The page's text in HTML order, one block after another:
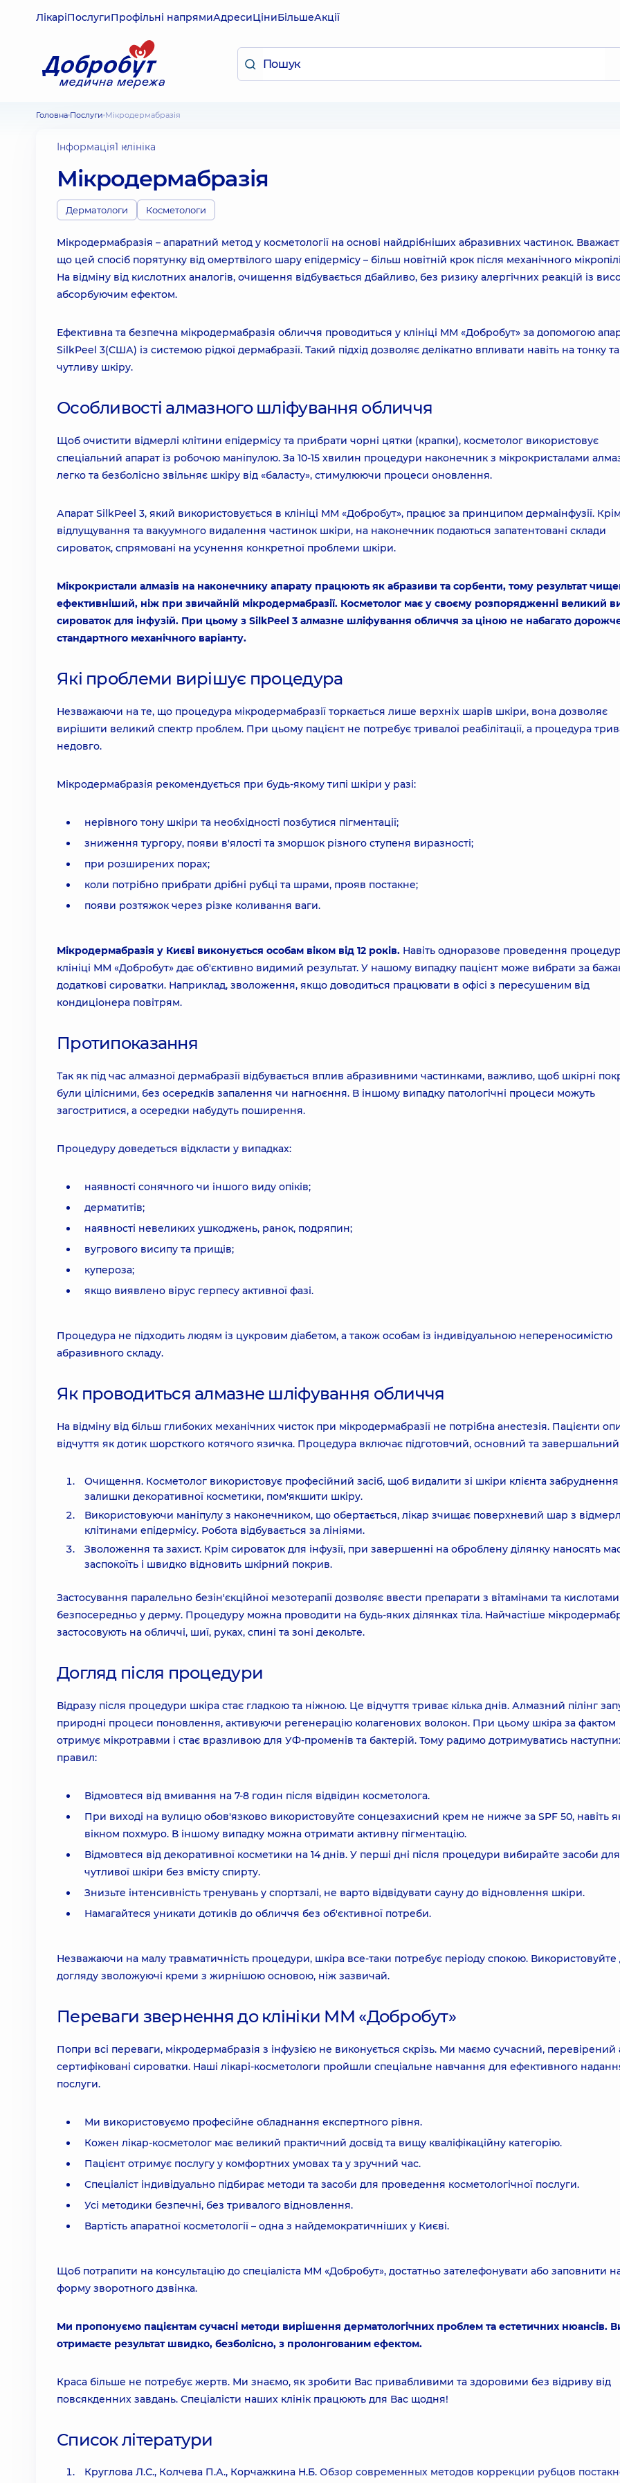
ЛікаріПослугиПрофільні напрямиАдресиЦіниБільшеАкції
Головна Послуги Мікродермабразія
Інформація1 клініка
Мікродермабразія
Дерматологи Косметологи
Мікродермабразія – апаратний метод у косметології на основі найдрібніших абразивних частинок.
що цей спосіб порятунку від омертвілого шару епідермісу – більш новітній крок після механічного
На відміну від кислотних аналогів, очищення відбувається дбайливо, без ризику алергічних реакцій із
абсорбуючим ефектом.
Ефективна та безпечна мікродермабразія обличчя проводиться у клініці ММ «Добробут» за допомогою
SilkPeel 3(США) із системою рідкої дермабразії. Такий підхід дозволяє делікатно впливати навіть на тонку та
чутливу шкіру.
Особливості алмазного шліфування обличчя
Щоб очистити відмерлі клітини епідермісу та прибрати чорні цятки (крапки), косметолог використовує
спеціальний апарат із робочою маніпулою. За 10-15 хвилин процедури наконечник з мікрокристалами
легко та безболісно звільняє шкіру від «баласту», стимулюючи процеси оновлення.
Апарат SilkPeel 3, який використовується в клініці ММ «Добробут», працює за принципом дермаінфузії.
відлущування та вакуумного видалення частинок шкіри, на наконечник подаються запатентовані склади
сироваток, спрямовані на усунення конкретної проблеми шкіри.
Мікрокристали алмазів на наконечнику апарату працюють як абразиви та сорбенти, тому результат
ефективніший, ніж при звичайній мікродермабразії. Косметолог має у своєму розпорядженні великий
сироваток для інфузій. При цьому з SilkPeel 3 алмазне шліфування обличчя за ціною не набагато
стандартного механічного варіанту.
Які проблеми вирішує процедура
Незважаючи на те, що процедура мікродермабразії торкається лише верхніх шарів шкіри, вона дозволяє
вирішити великий спектр проблем. При цьому пацієнт не потребує тривалої реабілітації, а процедура
недовго.
Мікродермабразія рекомендується при будь-якому типі шкіри у разі:
нерівного тону шкіри та необхідності позбутися пігментації;
зниження тургору, появи в'ялості та зморшок різного ступеня виразності;
при розширених порах;
коли потрібно прибрати дрібні рубці та шрами, прояв постакне;
появи розтяжок через різке коливання ваги.
Мікродермабразія у Києві виконується особам віком від 12 років. Навіть одноразове проведення
клініці ММ «Добробут» дає об'єктивно видимий результат. У нашому випадку пацієнт може вибрати за
додаткові сироватки. Наприклад, зволоження, якщо доводиться працювати в офісі з пересушеним від
кондиціонера повітрям.
Протипоказання
Так як під час алмазної дермабразії відбувається вплив абразивними частинками, важливо, щоб шкірні
були цілісними, без осередків запалення чи нагноєння. В іншому випадку патологічні процеси можуть
загостритися, а осередки набудуть поширення.
Процедуру доведеться відкласти у випадках:
наявності сонячного чи іншого виду опіків;
дерматитів;
наявності невеликих ушкоджень, ранок, подряпин;
вугрового висипу та прищів;
купероза;
якщо виявлено вірус герпесу активної фазі.
Процедура не підходить людям із цукровим діабетом, а також особам із індивідуальною непереносимістю
абразивного складу.
Як проводиться алмазне шліфування обличчя
На відміну від більш глибоких механічних чисток при мікродермабразії не потрібна анестезія. Пацієнти
відчуття як дотик шорсткого котячого язичка. Процедура включає підготовчий, основний та
Очищення. Косметолог використовує професійний засіб, щоб видалити зі шкіри клієнта забруднення
залишки декоративної косметики, пом'якшити шкіру.
Використовуючи маніпулу з наконечником, що обертається, лікар зчищає поверхневий шар з
клітинами епідермісу. Робота відбувається за лініями.
Зволоження та захист. Крім сироваток для інфузії, при завершенні на оброблену ділянку наносять
заспокоїть і швидко відновить шкірний покрив.
Застосування паралельно безін'єкційної мезотерапії дозволяє ввести препарати з вітамінами та кислотами
безпосередньо у дерму. Процедуру можна проводити на будь-яких ділянках тіла. Найчастіше
застосовують на обличчі, шиї, руках, спині та зоні декольте.
Догляд після процедури
Відразу після процедури шкіра стає гладкою та ніжною. Це відчуття триває кілька днів. Алмазний пілінг
природні процеси поновлення, активуючи регенерацію колагенових волокон. При цьому шкіра за фактом
отримує мікротравми і стає вразливою для УФ-променів та бактерій. Тому радимо дотримуватись
правил:
Відмовтеся від вмивання на 7-8 годин після відвідин косметолога.
При виході на вулицю обов'язково використовуйте сонцезахисний крем не нижче за SPF 50, навіть
вікном похмуро. В іншому випадку можна отримати активну пігментацію.
Відмовтеся від декоративної косметики на 14 днів. У перші дні після процедури вибирайте засоби для
чутливої шкіри без вмісту спирту.
Знизьте інтенсивність тренувань у спортзалі, не варто відвідувати сауну до відновлення шкіри.
Намагайтеся уникати дотиків до обличчя без об'єктивної потреби.
Незважаючи на малу травматичність процедури, шкіра все-таки потребує періоду спокою. Використовуйте
догляду зволожуючі креми з жирнішою основою, ніж зазвичай.
Переваги звернення до клініки ММ «Добробут»
Попри всі переваги, мікродермабразія з інфузією не виконується скрізь. Ми маємо сучасний, перевірений
сертифіковані сироватки. Наші лікарі-косметологи пройшли спеціальне навчання для ефективного
послуги.
Ми використовуємо професійне обладнання експертного рівня.
Кожен лікар-косметолог має великий практичний досвід та вищу кваліфікаційну категорію.
Пацієнт отримує послугу у комфортних умовах та у зручний час.
Спеціаліст індивідуально підбирає методи та засоби для проведення косметологічної послуги.
Усі методики безпечні, без тривалого відновлення.
Вартість апаратної косметології – одна з найдемократичніших у Києві.
Щоб потрапити на консультацію до спеціаліста ММ «Добробут», достатньо зателефонувати або заповнити
форму зворотного дзвінка.
Ми пропонуємо пацієнтам сучасні методи вирішення дерматологічних проблем та естетичних нюансів.
отримаєте результат швидко, безболісно, з пролонгованим ефектом.
Краса більше не потребує жертв. Ми знаємо, як зробити Вас привабливими та здоровими без відриву від
повсякденних завдань. Спеціалісти наших клінік працюють для Вас щодня!
Список літератури
Круглова Л.С., Колчева П.А., Корчажкина Н.Б. Обзор современных методов коррекции рубцов